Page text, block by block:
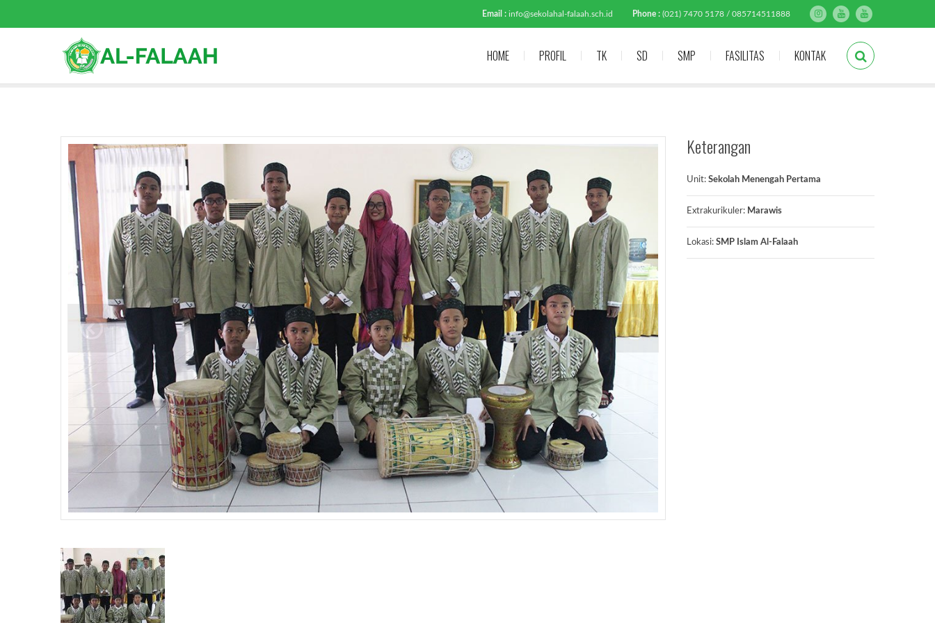
Email : info@sekolahal-falaah.sch.id Phone : (021) 7470 5178 / 085714511888
HOME PROFIL TK SD SMP FASILITAS KONTAK
Keterangan
Unit: Sekolah Menengah Pertama
Extrakurikuler: Marawis
Lokasi: SMP Islam Al-Falaah